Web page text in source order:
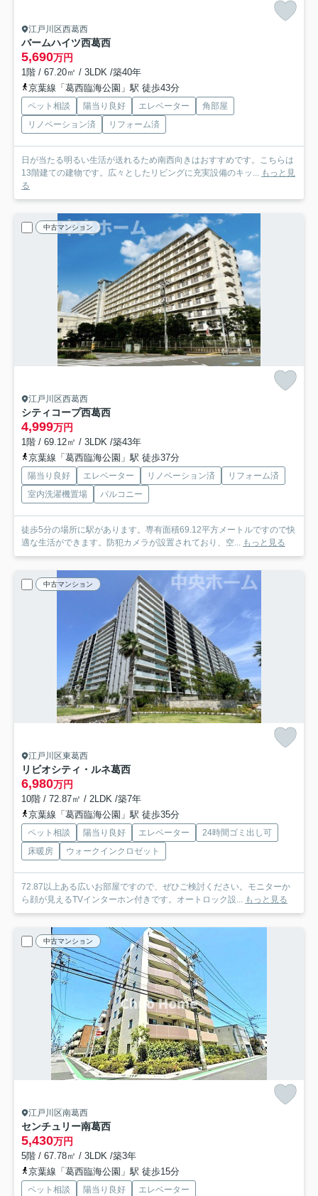
江戸川区西葛西
バームハイツ西葛西
5,690万円
1階 / 67.20㎡ / 3LDK /築40年
京葉線「葛西臨海公園」駅 徒歩43分
ペット相談 陽当り良好 エレベーター
角部屋
リノベーション済
リフォーム済
日が当たる明るい生活が送れるため南西向きはおすすめです。こちらは
13階建ての建物です。広々としたリビングに充実設備のキッ... もっと見
る
中古マンション
江戸川区西葛西
シティコープ西葛西
4,999万円
1階 / 69.12㎡ / 3LDK /築43年
京葉線「葛西臨海公園」駅 徒歩37分
陽当り良好 エレベーター リノベーション済
リフォーム済
室内洗濯機置場
バルコニー
徒歩5分の場所に駅があります。専有面積69.12平方メートルですので快
適な生活ができます。防犯カメラが設置されており、空... もっと見る
中古マンション
江戸川区東葛西
リビオシティ・ルネ葛西
6,980万円
10階 / 72.87㎡ / 2LDK /築7年
京葉線「葛西臨海公園」駅 徒歩35分
ペット相談 陽当り良好 エレベーター
24時間ゴミ出し可
床暖房
ウォークインクロゼット
72.87以上ある広いお部屋ですので、ぜひご検討ください。モニターか
ら顔が見えるTVインターホン付きです。オートロック設... もっと見る
中古マンション
江戸川区南葛西
センチュリー南葛西
5,430万円
5階 / 67.78㎡ / 3LDK /築3年
京葉線「葛西臨海公園」駅 徒歩15分
ペット相談 陽当り良好
エレベーター